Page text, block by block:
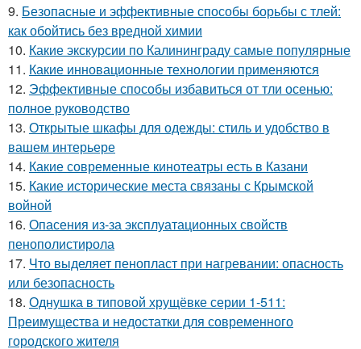
9. Безопасные и эффективные способы борьбы с тлей:
как обойтись без вредной химии
10. Какие экскурсии по Калининграду самые популярные
11. Какие инновационные технологии применяются
12. Эффективные способы избавиться от тли осенью:
полное руководство
13. Открытые шкафы для одежды: стиль и удобство в
вашем интерьере
14. Какие современные кинотеатры есть в Казани
15. Какие исторические места связаны с Крымской
войной
16. Опасения из-за эксплуатационных свойств
пенополистирола
17. Что выделяет пенопласт при нагревании: опасность
или безопасность
18. Однушка в типовой хрущёвке серии 1-511:
Преимущества и недостатки для современного
городского жителя